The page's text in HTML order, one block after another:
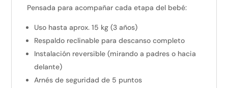
Pensada para acompañar cada etapa del bebé:
Uso hasta aprox. 15 kg (3 años)
Respaldo reclinable para descanso completo
Instalación reversible (mirando a padres o hacia
delante)
Arnés de seguridad de 5 puntos